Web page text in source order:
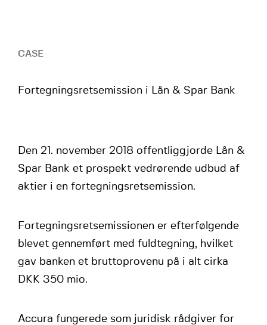
CASE
Fortegningsretsemission i Lån & Spar Bank
Den 21. november 2018 offentliggjorde Lån &
Spar Bank et prospekt vedrørende udbud af
aktier i en fortegningsretsemission.
Fortegningsretsemissionen er efterfølgende
blevet gennemført med fuldtegning, hvilket
gav banken et bruttoprovenu på i alt cirka
DKK 350 mio.
Accura fungerede som juridisk rådgiver for